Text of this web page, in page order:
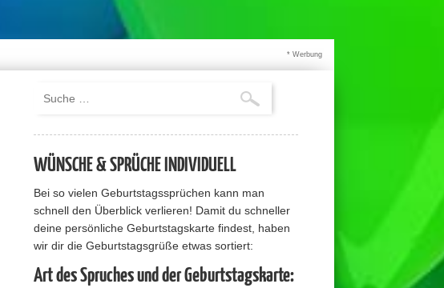
* Werbung
WÜNSCHE & SPRÜCHE INDIVIDUELL
Bei so vielen Geburtstagssprüchen kann man
schnell den Überblick verlieren! Damit du schneller
deine persönliche Geburtstagskarte findest, haben
wir dir die Geburtstagsgrüße etwas sortiert:
Art des Spruches und der Geburtstagskarte: